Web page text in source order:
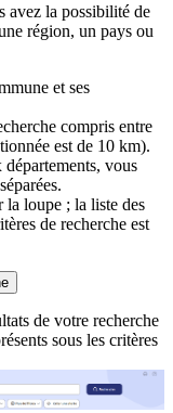
avez la possibilité de
région, un pays ou
et ses
compris entre
est de 10 km).
vous
la loupe ; la liste des
de recherche est
de votre recherche
sous les critères